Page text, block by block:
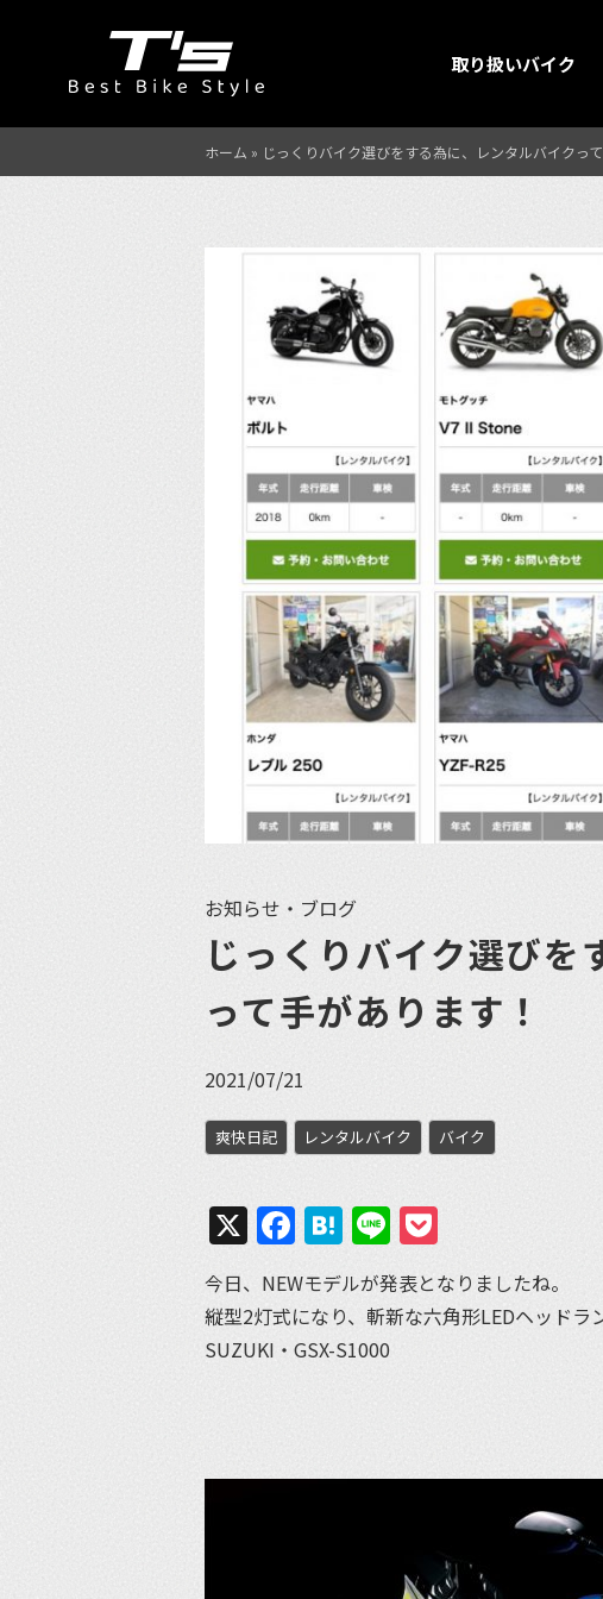
取り扱いバイク
ホーム » じっくりバイク選びをする為に、レンタルバイクっ
お知らせ・ブログ
じっくりバイク選びを
って手があります！
2021/07/21
爽快日記 レンタルバイク バイク
X Facebook
Hatena
Line
今日、NEWモデルが発表となりましたね。
縦型2灯式になり、斬新な六角形LEDヘッドラ
SUZUKI・GSX-S1000